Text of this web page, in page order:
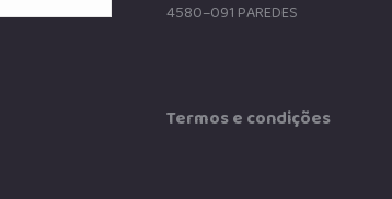
4580–091 PAREDES
Termos e condições